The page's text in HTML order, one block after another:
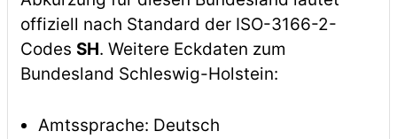
offiziell nach Standard der ISO-3166-2-
Codes SH. Weitere Eckdaten zum
Bundesland Schleswig-Holstein:
Amtssprache: Deutsch